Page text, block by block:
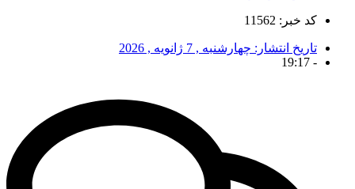
کد خبر: 11562
تاریخ انتشار: چهارشنبه , 7 ژانویه , 2026
-
19:17